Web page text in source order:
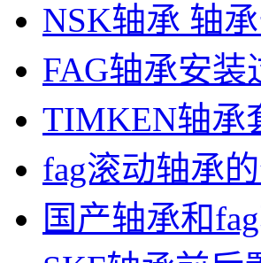
NSK轴承 轴
FAG轴承安
TIMKEN轴承
fag滚动轴承
国产轴承和